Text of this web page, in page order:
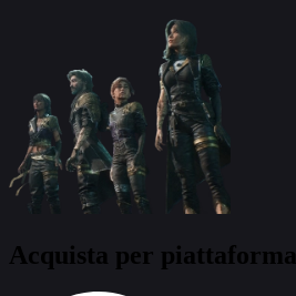
Acquista per piattaforma